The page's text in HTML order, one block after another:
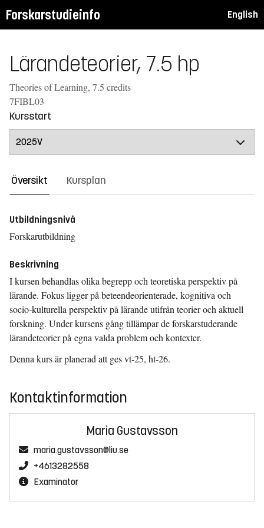
Forskarstudieinfo English
Lärandeteorier, 7.5 hp
Theories of Learning, 7.5 credits
7FIBL03
Kursstart
Översikt Kursplan
Utbildningsnivå
Forskarutbildning
Beskrivning
I kursen behandlas olika begrepp och teoretiska perspektiv på
lärande. Fokus ligger på beteendeorienterade, kognitiva och
socio-kulturella perspektiv på lärande utifrån teorier och aktuell
forskning. Under kursens gång tillämpar de forskarstuderande
lärandeteorier på egna valda problem och kontexter.
Denna kurs är planerad att ges vt-25, ht-26.
Kontaktinformation
Maria Gustavsson
maria.gustavsson@liu.se
+4613282558
Examinator